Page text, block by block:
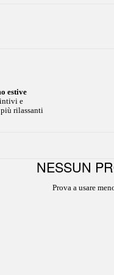
estive
e
rilassanti
NESSUN
Prova a usare